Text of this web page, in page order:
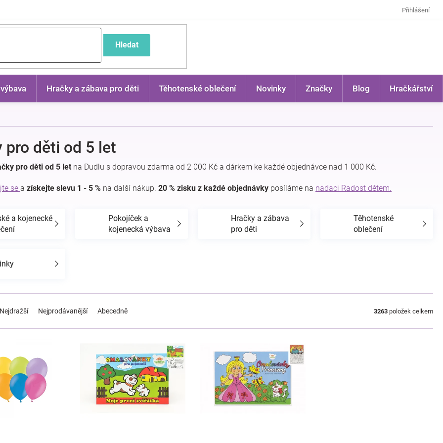
Přihlášení
Hledat
Hračky a zábava pro děti Těhotenské oblečení Novinky Značky Blog Hračkářství
pro děti od 5 let
pro děti od 5 let na Dudlu s dopravou zdarma od 2 000 Kč a dárkem ke každé objednávce nad 1 000 Kč.
se a získejte slevu 1 - 5 % na další nákup. 20 % zisku z každé objednávky posíláme na nadaci Radost dětem.
a kojenecké
Pokojíček a
kojenecká výbava
Hračky a zábava
pro děti
Těhotenské
oblečení
Nejdražší Nejprodávanější Abecedně 3263 položek celkem